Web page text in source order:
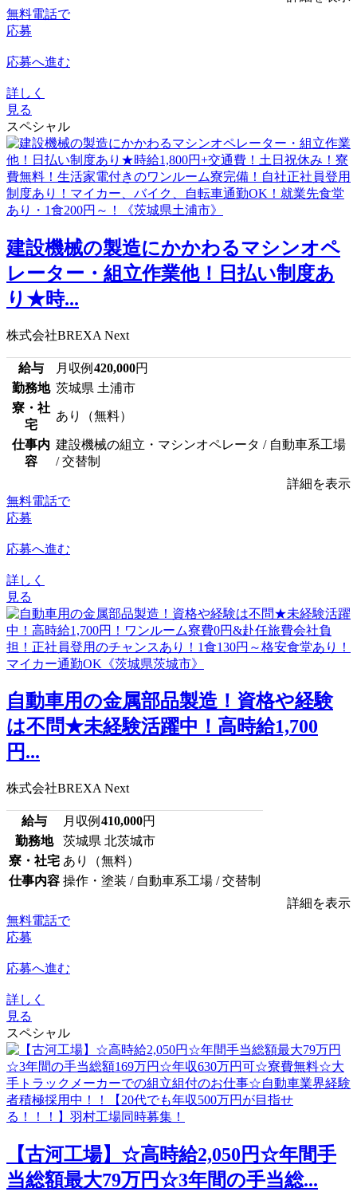
無料電話で
応募
応募へ進む
詳しく
見る
スペシャル
建設機械の製造にかかわるマシンオペ
レーター・組立作業他！日払い制度あ
り★時...
株式会社BREXA Next
給与 月収例 420,000円
勤務地 茨城県 土浦市
寮・社
宅
あり（無料）
仕事内
容
建設機械の組立・マシンオペレータ / 自動車系工場
/ 交替制
詳細を表示
無料電話で
応募
応募へ進む
詳しく
見る
自動車用の金属部品製造！資格や経験
は不問★未経験活躍中！高時給1,700
円...
株式会社BREXA Next
給与 月収例 410,000円
勤務地
茨城県 北茨城市
寮・社宅 あり（無料）
仕事内容 操作・塗装 / 自動車系工場 / 交替制
詳細を表示
無料電話で
応募
応募へ進む
詳しく
見る
スペシャル
【古河工場】☆高時給2,050円☆年間手
当総額最大79万円☆3年間の手当総...